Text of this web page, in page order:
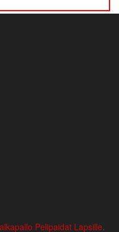
Pelipaidat Lapsille.